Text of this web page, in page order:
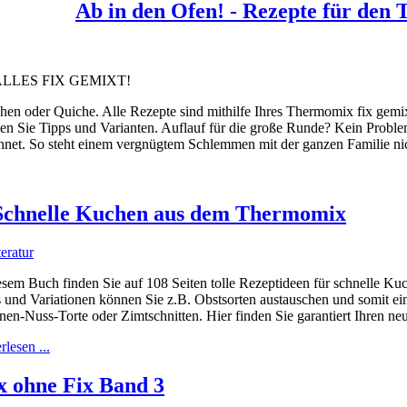
Ab in den Ofen! - Rezepte für den
FIX GEMIXT!
oder Quiche. Alle Rezepte sind mithilfe Ihres Thermomix fix
Sie Tipps und Varianten. Auflauf für die große Runde? Kein
So steht einem vergnügtem Schlemmen mit der ganzen Familie
Kuchen aus dem Thermomix
Buch finden Sie auf 108 Seiten tolle Rezeptideen für schnelle
und Variationen können Sie z.B. Obstsorten austauschen und somit
Nuss-Torte oder Zimtschnitten. Hier finden Sie garantiert Ihren
...
ohne Fix Band 3